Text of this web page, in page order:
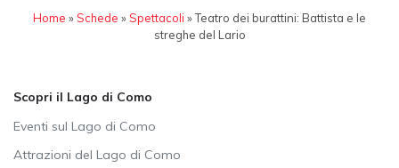
Home »Schede »Spettacoli »Teatro dei burattini: Battista e le
streghe del Lario
Scopri il Lago di Como
Eventi sul Lago di Como
Attrazioni del Lago di Como